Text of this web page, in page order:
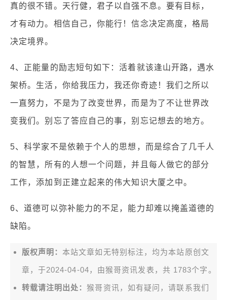
真的很不错。天行健，君子以自强不息。要有目标，
才有动力。相信自己，你能行！信念决定高度，格局
决定境界。
4、正能量的励志短句如下：活着就该逢山开路，遇水
架桥。生活，你给我压力，我还你奇迹！我们之所以
一直努力，不是为了改变世界，而是为了不让世界改
变我们。别忘了答应自己的事，别忘记想去的地方。
5、科学家不是依赖于个人的思想，而是综合了几千人
的智慧，所有的人想一个问题，并且每人做它的部分
工作，添加到正建立起来的伟大知识大厦之中。
6、道德可以弥补能力的不足，能力却难以掩盖道德的
缺陷。
版权声明： 本站文章如无特别标注，均为本站原创文
章，于2024-04-04，由猴哥资讯 发表，共 1783个字。
转载请注明出处：猴哥资讯，如有疑问，请联系我们